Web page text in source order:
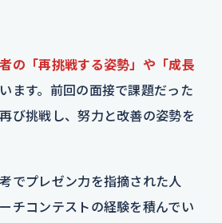
の「再挑戦する姿勢」や「成長
ます。前回の面接で課題だった
び挑戦し、努力と改善の姿勢を
でプレゼン力を指摘された人
チコンテストの経験を積んでい